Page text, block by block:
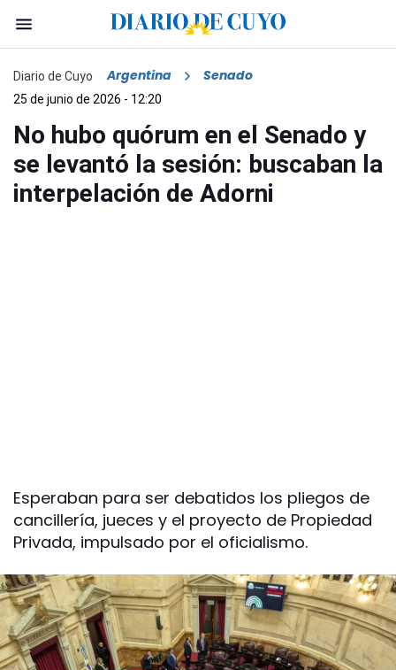
Diario de Cuyo Argentina Senado
25 de junio de 2026 - 12:20
No hubo quórum en el Senado y
se levantó la sesión: buscaban la
interpelación de Adorni
Esperaban para ser debatidos los pliegos de
cancillería, jueces y el proyecto de Propiedad
Privada, impulsado por el oficialismo.